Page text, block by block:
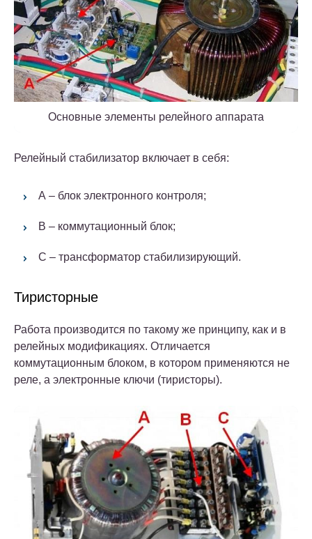
Основные элементы релейного аппарата
Релейный стабилизатор включает в себя:
А – блок электронного контроля;
В – коммутационный блок;
С – трансформатор стабилизирующий.
Тиристорные
Работа производится по такому же принципу, как и в
релейных модификациях. Отличается
коммутационным блоком, в котором применяются не
реле, а электронные ключи (тиристоры).